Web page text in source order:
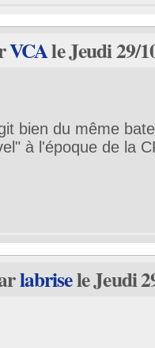
VCAle Jeudi 29/
bien du même
à l'époque de la
labrisele Jeudi